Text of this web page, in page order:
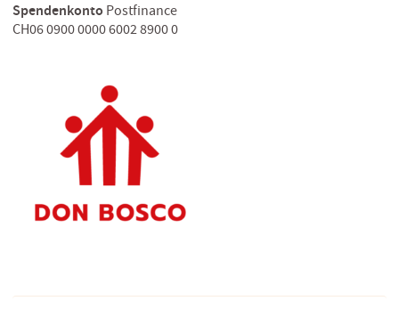
Spendenkonto Postfinance
CH06 0900 0000 6002 8900 0